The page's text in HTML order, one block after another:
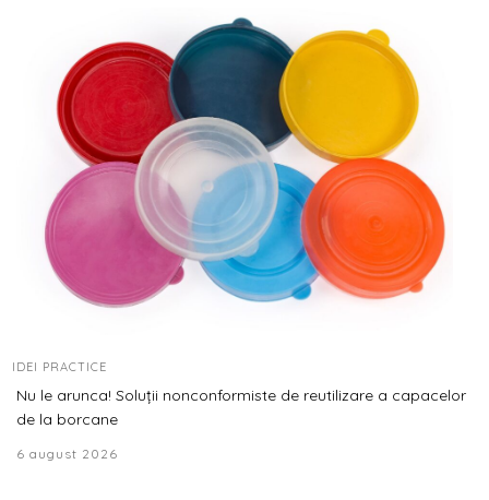
IDEI PRACTICE
Nu le arunca! Soluții nonconformiste de reutilizare a capacelor
de la borcane
6 august 2026